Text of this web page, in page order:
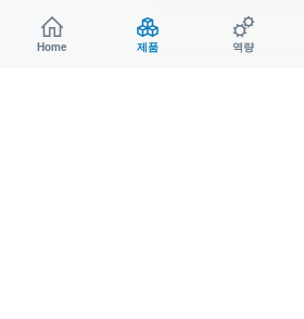
위챗:Aodsoninc
Home 제품 역량